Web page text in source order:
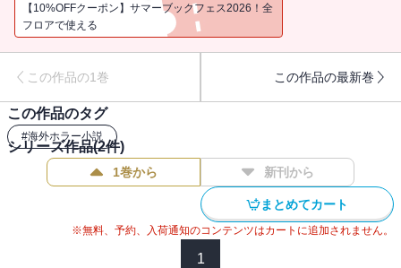
は、複数の目撃証言を得て、高校の教師で少年野球のコーチとして
も慕われるテリーを逮捕した。しかし、彼には完璧なアリバイがあ
ることが判明する。自身の潔白を主張するテリー。一方で、異常犯
罪への憎悪を募らせる遺族と住民たち。そして、町を新たな悲劇が
※この電子書籍は2021年3月に文藝春秋より刊行された単行本の文庫
【10%OFFクーポン】サマーブックフェス2026！全
フロアで使える
この作品の1巻 この作品の最新巻
この作品のタグ
#海外ホラー小説
シリーズ作品(2件)
1巻から 新刊から
まとめてカート
※無料、予約、入荷通知のコンテンツはカートに追加されません。
1